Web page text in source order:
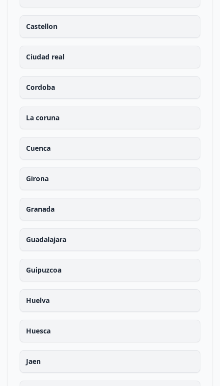
Castellon
Ciudad real
Cordoba
La coruna
Cuenca
Girona
Granada
Guadalajara
Guipuzcoa
Huelva
Huesca
Jaen